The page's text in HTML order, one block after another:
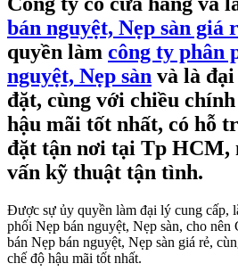
bán nguyệt, Nẹp sàn giá
quyền làm công ty phân
nguyệt, Nẹp sàn và là
đặt, cùng với chiều chính
hậu mãi tốt nhất, có hỗ
đặt tận nơi tại Tp HCM,
vấn kỹ thuật tận tình.
Được sự ủy quyền làm đại lý cung cấp,
phối Nẹp bán nguyệt, Nẹp sàn, cho nên
bán Nẹp bán nguyệt, Nẹp sàn giá rẻ,
chế độ hậu mãi tốt nhất.